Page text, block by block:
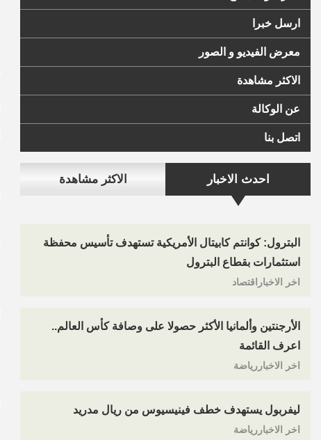
ارسل خبرا
معرض الفيديو و الصور
الاكثر مشاهدة
عن الوكالة
اتصل بنا
احدث الاخبار الاكثر مشاهدة
البترول: كوانتم كابيتال الأمريكية تستهدف تأسيس محفظة
استثمارات بقطاع البترول
اخر الاخباراقتصاد
الأرجنتين وألمانيا الأكثر حصولا على وصافة كأس العالم..
اعرف القائمة
اخر الاخباررياضة
ليفربول يستهدف خطف فينيسيوس من ريال مدريد
اخر الاخباررياضة